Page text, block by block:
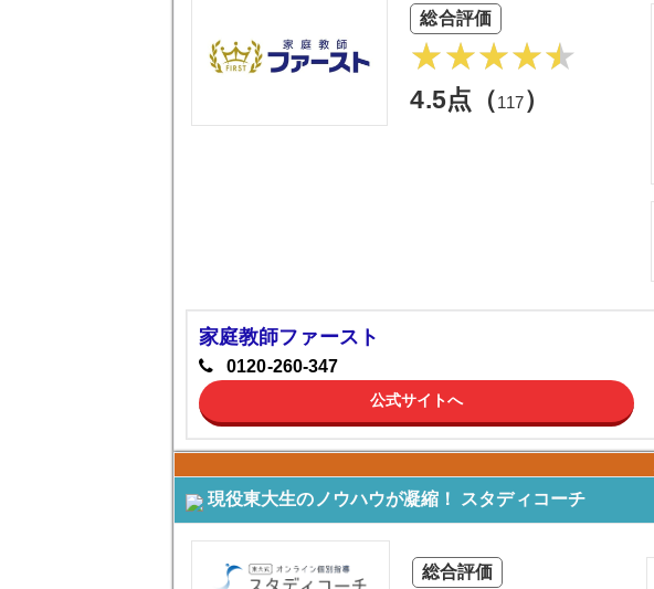
総合評価
4.5点（117）
家庭教師ファースト
0120-260-347
公式サイトへ
現役東大生のノウハウが凝縮！ スタディコーチ
総合評価